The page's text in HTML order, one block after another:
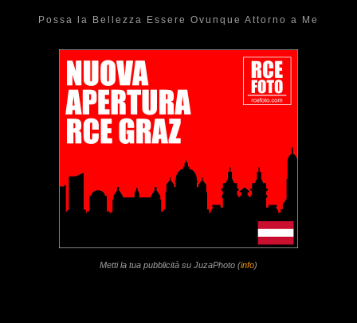
Possa la Bellezza Essere Ovunque Attorno a Me
Metti la tua pubblicità su JuzaPhoto (info)